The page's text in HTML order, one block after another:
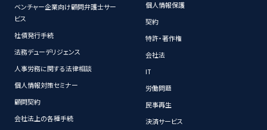
ベンチャー企業向け顧問弁護士サー
ビス
社債発行手続
法務デューデリジェンス
人事労務に関する法律相談
個人情報対策セミナー
顧問契約
会社法上の各種手続
個人情報保護
契約
特許・著作権
会社法
IT
労働問題
民事再生
決済サービス